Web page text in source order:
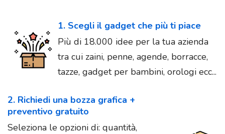
1. Scegli il gadget che più ti piace
Più di 18.000 idee per la tua azienda
tra cui zaini, penne, agende, borracce,
tazze, gadget per bambini, orologi ecc...
2. Richiedi una bozza grafica +
preventivo gratuito
Seleziona le opzioni di: quantità,